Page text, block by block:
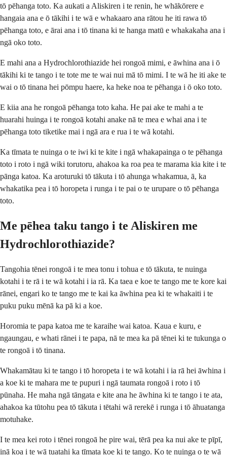
tō pēhanga toto. Ka aukati a Aliskiren i te renin, he whākōrere e
hangaia ana e ō tākihi i te wā e whakaaro ana rātou he iti rawa tō
pēhanga toto, e ārai ana i tō tinana ki te hanga matū e whakakaha ana i
ngā oko toto.
E mahi ana a Hydrochlorothiazide hei rongoā mimi, e āwhina ana i ō
tākihi ki te tango i te tote me te wai nui mā tō mimi. I te wā he iti ake te
wai o tō tinana hei pōmpu haere, ka heke noa te pēhanga i ō oko toto.
E kiia ana he rongoā pēhanga toto kaha. He pai ake te mahi a te
huarahi huinga i te rongoā kotahi anake nā te mea e whai ana i te
pēhanga toto tiketike mai i ngā ara e rua i te wā kotahi.
Ka tīmata te nuinga o te iwi ki te kite i ngā whakapainga o te pēhanga
toto i roto i ngā wiki torutoru, ahakoa ka roa pea te marama kia kite i te
pānga katoa. Ka aroturuki tō tākuta i tō ahunga whakamua, ā, ka
whakatika pea i tō horopeta i runga i te pai o te urupare o tō pēhanga
toto.
Me pēhea taku tango i te Aliskiren me
Hydrochlorothiazide?
Tangohia tēnei rongoā i te mea tonu i tohua e tō tākuta, te nuinga
kotahi i te rā i te wā kotahi i ia rā. Ka taea e koe te tango me te kore kai
rānei, engari ko te tango me te kai ka āwhina pea ki te whakaiti i te
puku puku mēnā ka pā ki a koe.
Horomia te papa katoa me te karaihe wai katoa. Kaua e kuru, e
ngaungau, e whati rānei i te papa, nā te mea ka pā tēnei ki te tukunga o
te rongoā i tō tinana.
Whakamātau ki te tango i tō horopeta i te wā kotahi i ia rā hei āwhina i
a koe ki te mahara me te pupuri i ngā taumata rongoā i roto i tō
pūnaha. He maha ngā tāngata e kite ana he āwhina ki te tango i te ata,
ahakoa ka tūtohu pea tō tākuta i tētahi wā rerekē i runga i tō āhuatanga
motuhake.
I te mea kei roto i tēnei rongoā he pire wai, tērā pea ka nui ake te pīpī,
inā koa i te wā tuatahi ka tīmata koe ki te tango. Ko te nuinga o te wā